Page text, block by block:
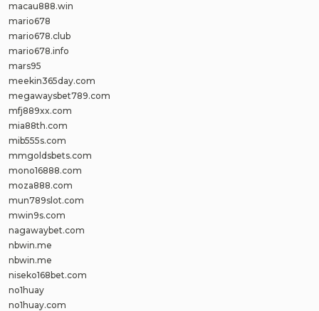
macau888.win
mario678
mario678.club
mario678.info
mars95
meekin365day.com
megawaysbet789.com
mfj889xx.com
mia88th.com
mib555s.com
mmgoldsbets.com
mono16888.com
moza888.com
mun789slot.com
mwin9s.com
nagawaybet.com
nbwin.me
nbwin.me
niseko168bet.com
no1huay
no1huay.com